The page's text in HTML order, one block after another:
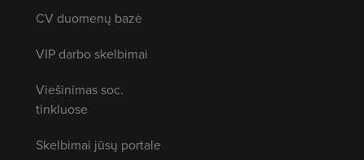
CV duomenų bazė
VIP darbo skelbimai
Viešinimas soc.
tinkluose
Skelbimai jūsų portale